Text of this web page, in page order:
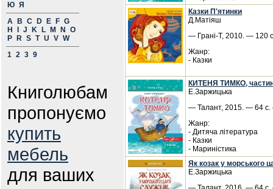
Ю Я
A
B C D E F G
H
J K L M N
O
P
R S T U V W
1 2 3 9
Книголюбам
пропонуємо
купить
мебель
для ваших
Казки П'ятинки
Д.Матіяш
— Грані-Т, 2010. — 120
Жанр:
- Казки
КИТЕНЯ ТИМКО,
Е.Заржицька
— Талант, 2015. — 64
Жанр:
- Дитяча література
- Казки
- Мариністика
Як козак у морського
Е.Заржицька